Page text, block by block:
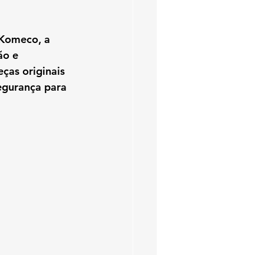
, a
e
originais
para